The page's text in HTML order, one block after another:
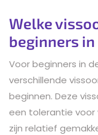
Welke
beginners
Voor beginners in
verschillende
beginnen. Deze
een tolerantie
zijn relatief